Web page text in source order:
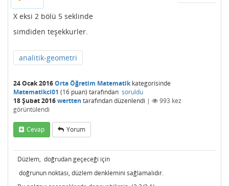
X eksi 2 bölü 5 seklinde
simdiden teşekkurler.
analitik-geometri
24 Ocak 2016Orta Öğretim Matematikkategorisinde
Matematikci01 (16 puan) tarafından soruldu
18 Şubat 2016wertten tarafındandüzenlendi | 993 kez
görüntülendi
Cevap Yorum
Düzlem, doğrudan geçeceği için
doğrunun noktası, düzlem denklemini sağlamalıdır.